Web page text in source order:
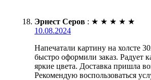
Эрнест Серов : ★ ★ ★ ★ ★
10.08.2024
Напечатали картину на холсте
быстро оформили заказ. Радует
яркие цвета. Доставка пришла
Рекомендую воспользоваться